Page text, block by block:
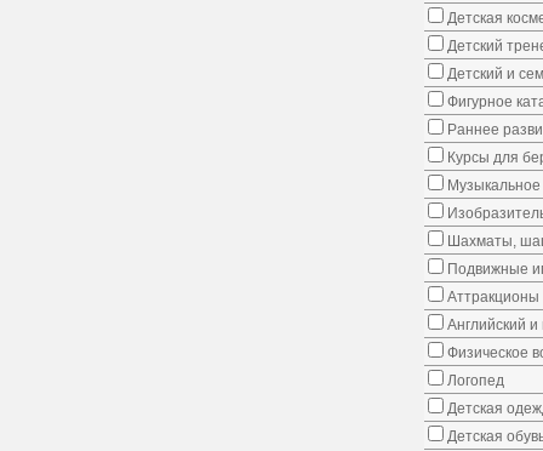
Детская
Детский
Детский и
Фигурное
Раннее
Курсы для
Шахматы,
Подвижные
Аттракционы
Английский
Физическое
Логопед
Детская
Детская